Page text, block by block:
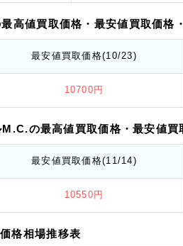
高値買取価格 ・最安値買取価格
最安値買取価格(10/23)
10700円
の最高値買取価格・最安値買
最安値買取価格(11/14)
10550円
格相場推移表